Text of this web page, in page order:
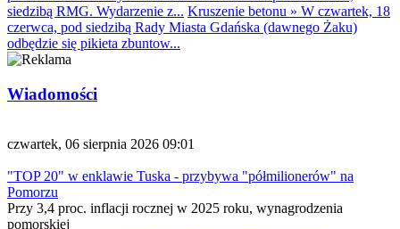
siedzibą RMG. Wydarzenie z... Kruszenie betonu » W czwartek, 18
czerwca, pod siedzibą Rady Miasta Gdańska (dawnego Żaku)
odbędzie się pikieta zbuntow...
Wiadomości
czwartek, 06 sierpnia 2026 09:01
"TOP 20" w enklawie Tuska - przybywa "półmilionerów" na
Pomorzu
Przy 3,4 proc. inflacji rocznej w 2025 roku, wynagrodzenia
pomorskiej